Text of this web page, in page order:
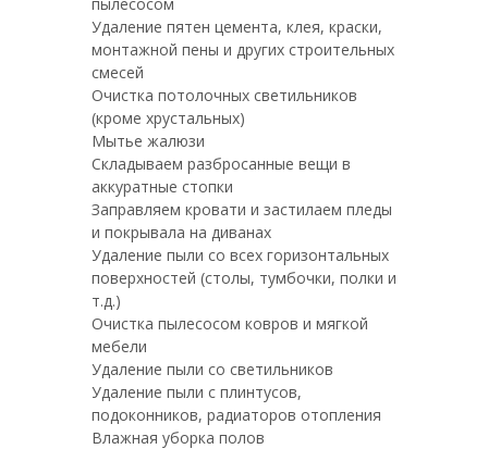
Удаление пятен цемента, клея, краски,
монтажной пены и других строительных
смесей
Очистка потолочных светильников
(кроме хрустальных)
Мытье жалюзи
Складываем разбросанные вещи в
аккуратные стопки
Заправляем кровати и застилаем пледы
и покрывала на диванах
Удаление пыли со всех горизонтальных
поверхностей (столы, тумбочки, полки и
т.д.)
Очистка пылесосом ковров и мягкой
мебели
Удаление пыли со светильников
Удаление пыли с плинтусов,
подоконников, радиаторов отопления
Влажная уборка полов